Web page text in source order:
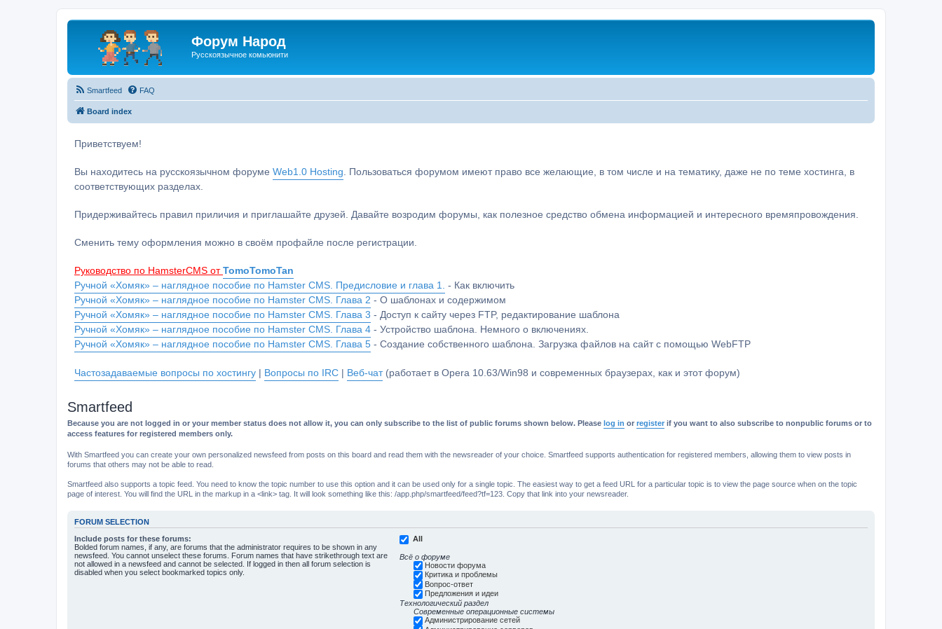
Форум Народ
Русскоязычное комьюнити
Smartfeed FAQ
Board index
Приветствуем!
Вы находитесь на русскоязычном форуме Web1.0 Hosting . Пользоваться форумом имеют право все желающие, в том числе и на тематику, даже не по теме хостинга, в
соответствующих разделах.
Придерживайтесь правил приличия и приглашайте друзей. Давайте возродим форумы, как полезное средство обмена информацией и интересного времяпровождения.
Сменить тему оформления можно в своём профайле после регистрации.
Руководство по HamsterCMS от TomoTomoTan
Ручной «Хомяк» – наглядное пособие по Hamster CMS. Предисловие и глава 1.
- Как включить
Ручной «Хомяк» – наглядное пособие по Hamster CMS. Глава 2 - О шаблонах и содержимом
Ручной «Хомяк» – наглядное пособие по Hamster CMS. Глава 3 - Доступ к сайту через FTP, редактирование шаблона
Ручной «Хомяк» – наглядное пособие по Hamster CMS. Глава 4 - Устройство шаблона. Немного о включениях.
Ручной «Хомяк» – наглядное пособие по Hamster CMS. Глава 5 - Создание собственного шаблона. Загрузка файлов на сайт с помощью WebFTP
Частозадаваемые вопросы по хостингу | Вопросы по IRC | Веб-чат(работает в Opera 10.63/Win98 и современных браузерах, как и этот форум)
Smartfeed
Because you are not logged in or your member status does not allow it, you can only subscribe to the list of public forums shown below. Please log in or register if you want to also subscribe to nonpublic forums or to
access features for registered members only.
With Smartfeed you can create your own personalized newsfeed from posts on this board and read them with the newsreader of your choice. Smartfeed supports authentication for registered members, allowing them to view posts in
forums that others may not be able to read.
Smartfeed also supports a topic feed. You need to know the topic number to use this option and it can be used only for a single topic. The easiest way to get a feed URL for a particular topic is to view the page source when on the topic
page of interest. You will find the URL in the markup in a <link> tag. It will look something like this: /app.php/smartfeed/feed?tf=123. Copy that link into your newsreader.
FORUM SELECTION
Include posts for these forums:
Bolded forum names, if any, are forums that the administrator requires to be shown in any
newsfeed. You cannot unselect these forums. Forum names that have strikethrough text are
not allowed in a newsfeed and cannot be selected. If logged in then all forum selection is
disabled when you select bookmarked topics only.
All
Всё о форуме
Новости форума
Критика и проблемы
Вопрос-ответ
Предложения и идеи
Технологический раздел
Современные операционные системы
Администрирование сетей